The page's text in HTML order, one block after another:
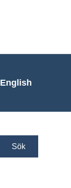
English